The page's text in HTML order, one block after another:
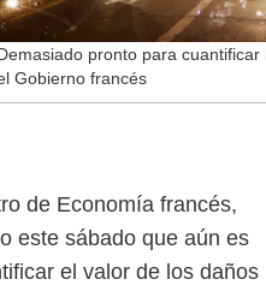
pronto para
Gobierno francés
de Economía francés,
este sábado que aún es
el valor de los daños